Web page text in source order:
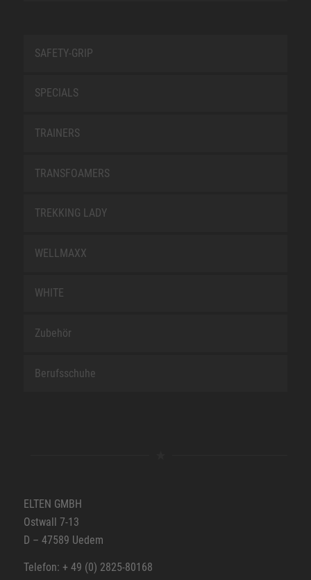
SAFETY-GRIP
SPECIALS
TRAINERS
TRANSFOAMERS
TREKKING LADY
WELLMAXX
WHITE
Zubehör
Berufsschuhe
ELTEN GMBH
Ostwall 7-13
D – 47589 Uedem
Telefon: + 49 (0) 2825-80168